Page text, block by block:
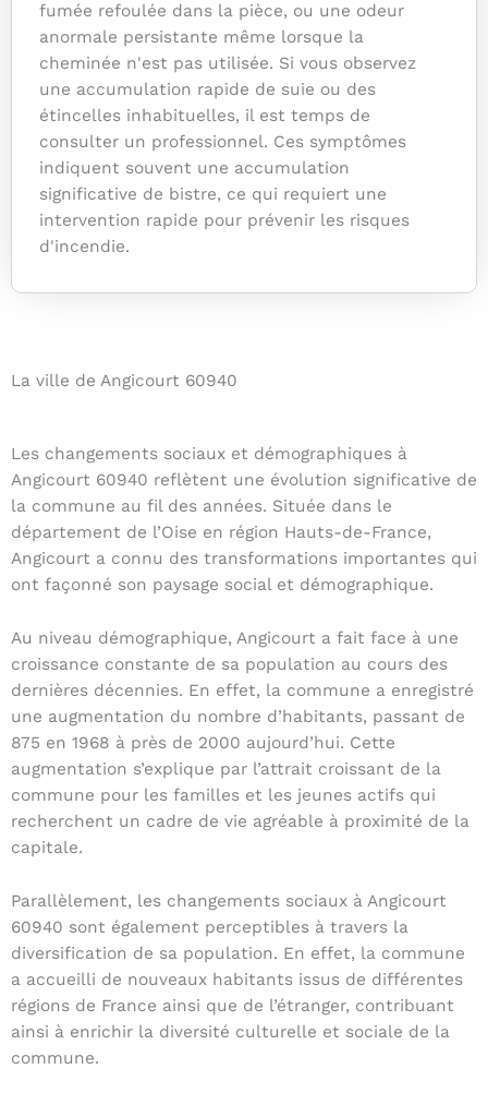
fumée refoulée dans la pièce, ou une odeur
anormale persistante même lorsque la
cheminée n'est pas utilisée. Si vous observez
une accumulation rapide de suie ou des
étincelles inhabituelles, il est temps de
consulter un professionnel. Ces symptômes
indiquent souvent une accumulation
significative de bistre, ce qui requiert une
intervention rapide pour prévenir les risques
d'incendie.
La ville de Angicourt 60940
Les changements sociaux et démographiques à
Angicourt 60940 reflètent une évolution significative de
la commune au fil des années. Située dans le
département de l’Oise en région Hauts-de-France,
Angicourt a connu des transformations importantes qui
ont façonné son paysage social et démographique.
Au niveau démographique, Angicourt a fait face à une
croissance constante de sa population au cours des
dernières décennies. En effet, la commune a enregistré
une augmentation du nombre d’habitants, passant de
875 en 1968 à près de 2000 aujourd’hui. Cette
augmentation s’explique par l’attrait croissant de la
commune pour les familles et les jeunes actifs qui
recherchent un cadre de vie agréable à proximité de la
capitale.
Parallèlement, les changements sociaux à Angicourt
60940 sont également perceptibles à travers la
diversification de sa population. En effet, la commune
a accueilli de nouveaux habitants issus de différentes
régions de France ainsi que de l’étranger, contribuant
ainsi à enrichir la diversité culturelle et sociale de la
commune.